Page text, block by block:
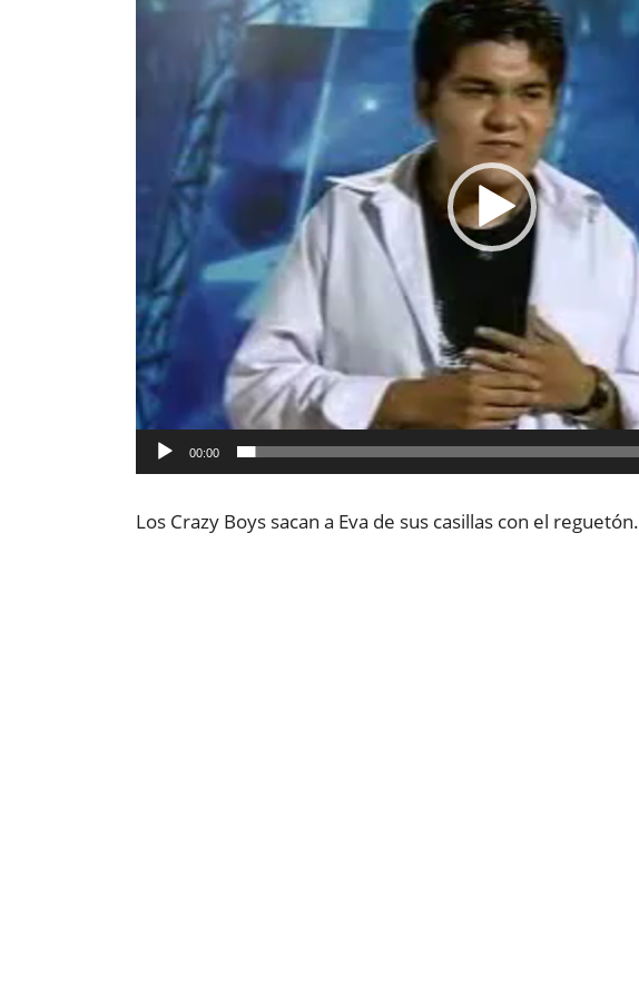
vídeo
00:00
Los Crazy Boys sacan a Eva de sus casillas con el reguetón.